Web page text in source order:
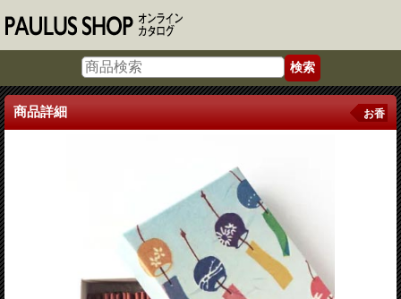
商品詳細 お香